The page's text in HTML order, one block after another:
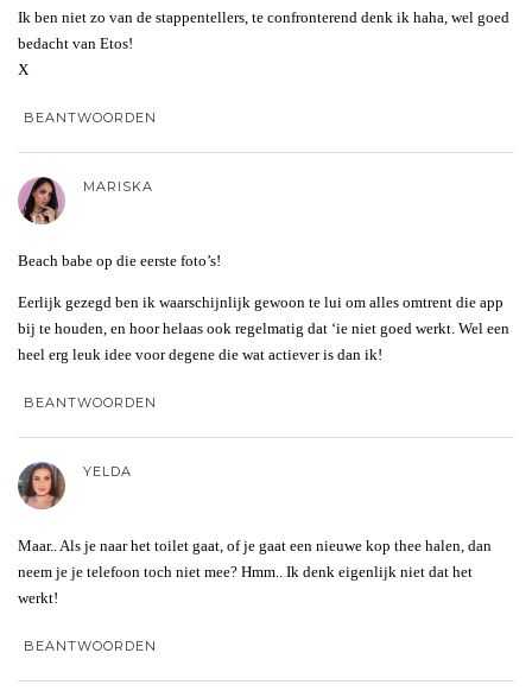
Ik ben niet zo van de stappentellers, te confronterend denk ik haha, wel goed
bedacht van Etos!
X
BEANTWOORDEN
MARISKA
Beach babe op die eerste foto’s!
Eerlijk gezegd ben ik waarschijnlijk gewoon te lui om alles omtrent die app
bij te houden, en hoor helaas ook regelmatig dat ‘ie niet goed werkt. Wel een
heel erg leuk idee voor degene die wat actiever is dan ik!
BEANTWOORDEN
YELDA
Maar.. Als je naar het toilet gaat, of je gaat een nieuwe kop thee halen, dan
neem je je telefoon toch niet mee? Hmm.. Ik denk eigenlijk niet dat het
werkt!
BEANTWOORDEN